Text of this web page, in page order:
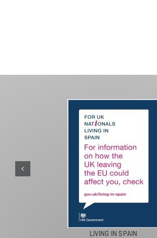
LIVING IN SPAIN